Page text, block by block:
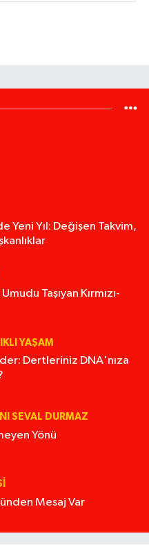
Yeni Yıl: Değişen Takvim,
Taşıyan Kırmızı-
YAŞAM
Dertleriniz DNA'nıza
SEVAL DURMAZ
Yönü
Mesaj Var